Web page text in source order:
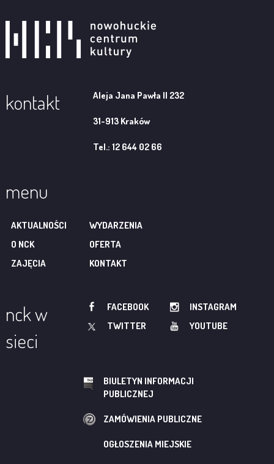
kontakt Aleja Jana Pawła II 232
31-913 Kraków
Tel.: 12 644 02 66
menu
AKTUALNOŚCI
WYDARZENIA
O NCK
OFERTA
ZAJĘCIA
KONTAKT
nck w
sieci
FACEBOOK
INSTAGRAM
TWITTER
YOUTUBE
BIULETYN INFORMACJI
PUBLICZNEJ
ZAMÓWIENIA PUBLICZNE
OGŁOSZENIA MIEJSKIE